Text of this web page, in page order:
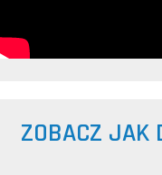
ZOBACZ JAK